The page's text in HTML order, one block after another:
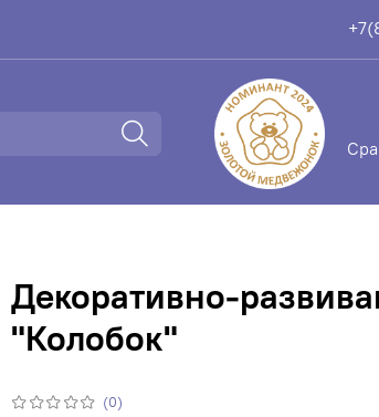
(0)
Декоративно-
"Колобок"